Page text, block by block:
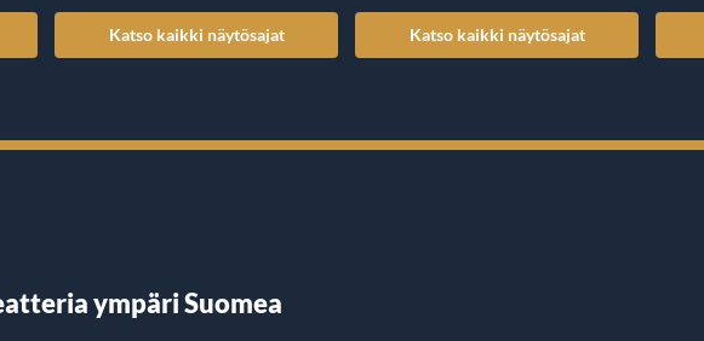
Katso kaikki näytösajat Katso kaikki näytösajat
ympäri Suomea